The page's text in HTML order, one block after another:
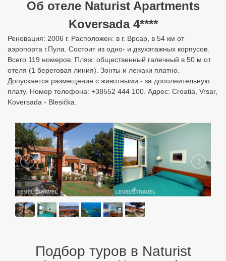
Об отеле Naturist Apartments
Koversada 4****
Реновация: 2006 г. Расположен: в г. Врсар, в 54 км от
аэропорта г.Пула. Состоит из одно- и двухэтажных корпусов.
Всего 119 номеров. Пляж: общественный галечный в 50 м от
отеля (1 береговая линия). Зонты и лежаки платно.
Допускается размещение с животными - за дополнительную
плату. Номер телефона: +38552 444 100. Адрес: Croatia, Vrsar,
Koversada - Blesička.
Подбор туров в Naturist